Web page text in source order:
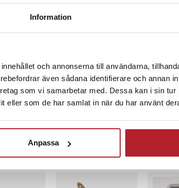
Information
och annonserna till användarna,
även sådana identifierare och annan
som vi samarbetar med. Dessa kan i sin tur
eller som de har samlat in när du har använt
Anpassa
plast